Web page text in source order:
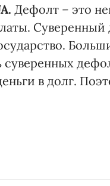
Дефолт – это
суверенных
в долг.